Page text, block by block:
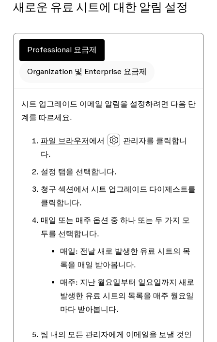
새로운 유료 시트에 대한 알림 설정
Professional 요금제
Organization 및 Enterprise 요금제
시트 업그레이드 이메일 알림을 설정하려면 다음 단
계를 따르세요.
파일 브라우저에서 관리자를 클릭합니
다.
설정 탭을 선택합니다.
청구 섹션에서 시트 업그레이드 다이제스트를
클릭합니다.
매일 또는 매주 옵션 중 하나 또는 두 가지 모
두를 선택합니다.
매일: 전날 새로 발생한 유료 시트의 목
록을 매일 받아봅니다.
매주: 지난 월요일부터 일요일까지 새로
발생한 유료 시트의 목록을 매주 월요일
마다 받아봅니다.
팀 내의 모든 관리자에게 이메일을 보낼 것인